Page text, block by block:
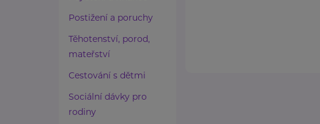
Postižení a poruchy
Těhotenství, porod,
mateřství
Cestování s dětmi
Sociální dávky pro
rodiny